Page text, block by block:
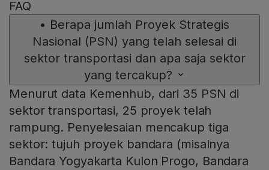
FAQ
• Berapa jumlah Proyek Strategis
Nasional (PSN) yang telah selesai di
sektor transportasi dan apa saja sektor
yang tercakup?
Menurut data Kemenhub, dari 35 PSN di
sektor transportasi, 25 proyek telah
rampung. Penyelesaian mencakup tiga
sektor: tujuh proyek bandara (misalnya
Bandara Yogyakarta Kulon Progo, Bandara